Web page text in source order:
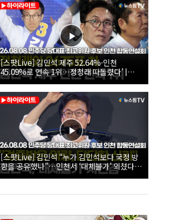
[스팟Live] 김민석 제주 52.64%·인천
45.09%로 연속 1위…정청래 따돌렸다’ |
26.08.08 더불어민주당 당대표·최고위원 후
보 인천 합동연설회
[스팟Live] 김민석 “누가 김민석보다 국정 방
향을 공유했나”…인천서 ‘대체불가’ 외쳤다 |
26.08.08 더불어민주당 당대표·최고위원 후